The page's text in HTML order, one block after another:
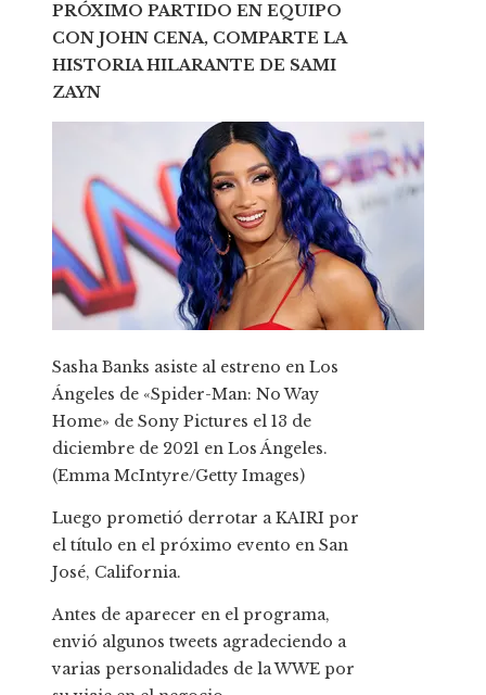
PRÓXIMO PARTIDO EN EQUIPO
CON JOHN CENA, COMPARTE LA
HISTORIA HILARANTE DE SAMI
ZAYN
Sasha Banks asiste al estreno en Los
Ángeles de «Spider-Man: No Way
Home» de Sony Pictures el 13 de
diciembre de 2021 en Los Ángeles.
(Emma McIntyre/Getty Images)
Luego prometió derrotar a KAIRI por
el título en el próximo evento en San
José, California.
Antes de aparecer en el programa,
envió algunos tweets agradeciendo a
varias personalidades de la WWE por